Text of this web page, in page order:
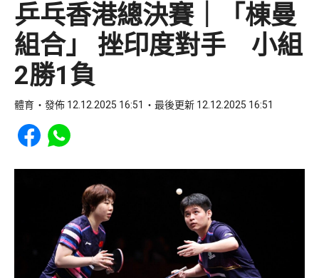
乒乓香港總決賽｜「棟曼
組合」 挫印度對手 小組
2勝1負
體育 發佈 12.12.2025 16:51 最後更新 12.12.2025 16:51
Share to Facebook
Share to WhatsApp